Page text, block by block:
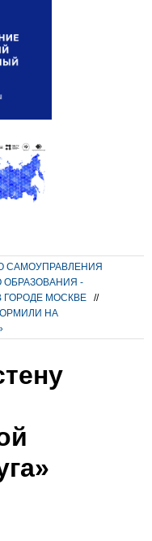
САМОУПРАВЛЕНИЯ
ОБРАЗОВАНИЯ -
ГОРОДЕ МОСКВЕ
//
НА